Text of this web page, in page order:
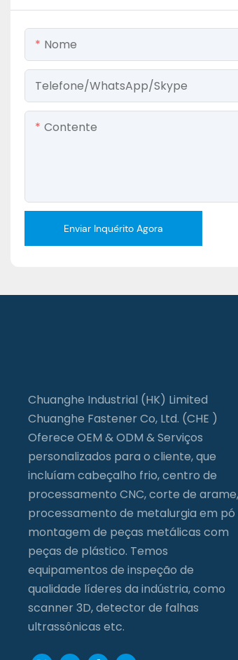
Nome
Telefone/WhatsApp/Skype
Contente
Enviar Inquérito Agora
Chuanghe Industrial (HK) Limited
Chuanghe Fastener Co, Ltd. (CHE )
Oferece OEM & ODM & Serviços
personalizados para o cliente, que
incluíam cabeçalho frio, centro de
processamento CNC, corte de arame,
processamento de metalurgia em pó
montagem de peças metálicas com
peças de plástico. Temos
equipamentos de inspeção de
qualidade líderes da indústria, como
scanner 3D, detector de falhas
ultrassônicas etc.